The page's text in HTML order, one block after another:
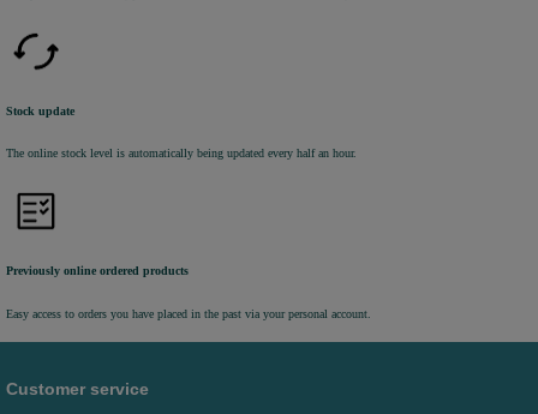
Stock update
The online stock level is automatically being updated every half an hour.
Previously online ordered products
Easy access to orders you have placed in the past via your personal account.
Customer service